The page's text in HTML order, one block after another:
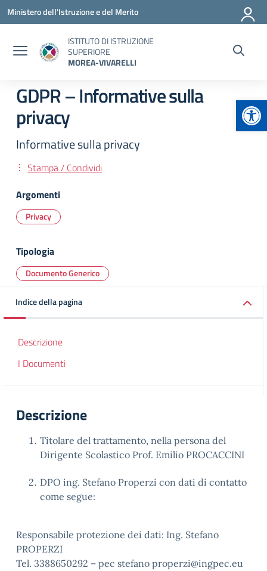
Vai ai contenuti
Vai al menu di navigazione
Vai al footer
Ministero dell'Istruzione e del Merito
ISTITUTO DI ISTRUZIONE
SUPERIORE
MOREA-VIVARELLI
GDPR – Informative sulla
privacy
Informative sulla privacy
Stampa / Condividi
Argomenti
Privacy
Tipologia
Documento Generico
Indice della pagina
Descrizione
I Documenti
Descrizione
Titolare del trattamento, nella persona del
Dirigente Scolastico Prof. Emilio PROCACCINI
DPO ing. Stefano Properzi con dati di contatto
come segue:
Responsabile protezione dei dati: Ing. Stefano
PROPERZI
Tel. 3388650292 – pec stefano properzi@ingpec.eu